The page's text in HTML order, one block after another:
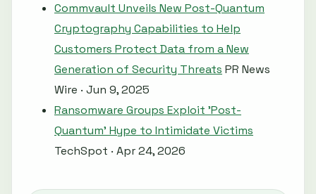
Commvault Unveils New Post-Quantum
Cryptography Capabilities to Help
Customers Protect Data from a New
Generation of Security Threats PR News
Wire · Jun 9, 2025
Ransomware Groups Exploit 'Post-
Quantum' Hype to Intimidate Victims
TechSpot · Apr 24, 2026